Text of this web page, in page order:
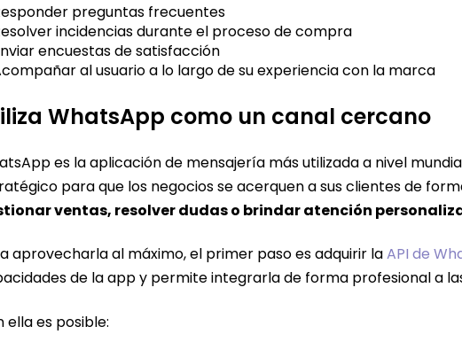
preguntas frecuentes
incidencias durante el proceso de compra
encuestas de satisfacción
al usuario a lo largo de su experiencia con la marca
WhatsApp como un canal cercano
es la aplicación de mensajería más utilizada a nivel
para que los negocios se acerquen a sus clientes de
ventas, resolver dudas o brindar atención
aprovecharla al máximo, el primer paso es adquirir laAPI de
de la app y permite integrarla de forma profesional a
ella es posible: